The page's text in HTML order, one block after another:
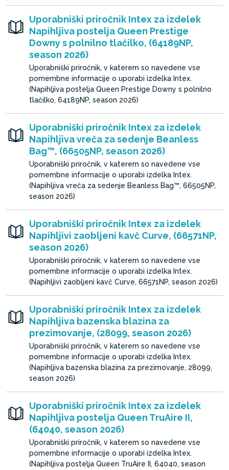
Uporabniški priročnik Intex za izdelek
Napihljiva postelja Queen Prestige
Downy s polnilno tlačilko, (64189NP,
season 2026)
Uporabniški priročnik, v katerem so navedene vse
pomembne informacije o uporabi izdelka Intex.
(Napihljiva postelja Queen Prestige Downy s polnilno
tlačilko, 64189NP, season 2026)
Uporabniški priročnik Intex za izdelek
Napihljiva vreča za sedenje Beanless
Bag™, (66505NP, season 2026)
Uporabniški priročnik, v katerem so navedene vse
pomembne informacije o uporabi izdelka Intex.
(Napihljiva vreča za sedenje Beanless Bag™, 66505NP,
season 2026)
Uporabniški priročnik Intex za izdelek
Napihljivi zaobljeni kavč Curve, (66571NP,
season 2026)
Uporabniški priročnik, v katerem so navedene vse
pomembne informacije o uporabi izdelka Intex.
(Napihljivi zaobljeni kavč Curve, 66571NP, season 2026)
Uporabniški priročnik Intex za izdelek
Napihljiva bazenska blazina za
prezimovanje, (28099, season 2026)
Uporabniški priročnik, v katerem so navedene vse
pomembne informacije o uporabi izdelka Intex.
(Napihljiva bazenska blazina za prezimovanje, 28099,
season 2026)
Uporabniški priročnik Intex za izdelek
Napihljiva postelja Queen TruAire II,
(64040, season 2026)
Uporabniški priročnik, v katerem so navedene vse
pomembne informacije o uporabi izdelka Intex.
(Napihljiva postelja Queen TruAire II, 64040, season